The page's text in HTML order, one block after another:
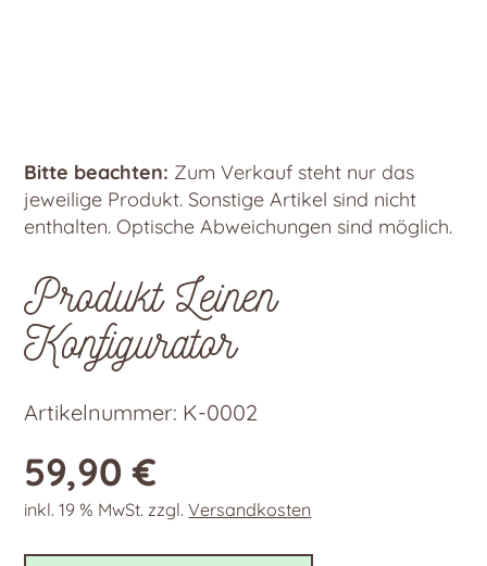
Bitte beachten: Zum Verkauf steht nur das
jeweilige Produkt. Sonstige Artikel sind nicht
enthalten. Optische Abweichungen sind möglich.
Produkt Leinen
Konfigurator
Artikelnummer: K-0002
59,90€
inkl. 19 % MwSt. zzgl.Versandkosten